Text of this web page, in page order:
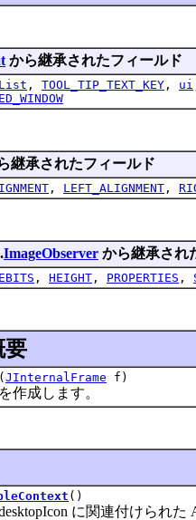
から継承されたフィールド
, TOOL_TIP_TEXT_KEY , ui
継承されたフィールド
, LEFT_ALIGNMENT ,
ImageObserver から継承され
, HEIGHT , PROPERTIES ,
要
( JInternalFrame f)
成します。
()
に関連付けられた